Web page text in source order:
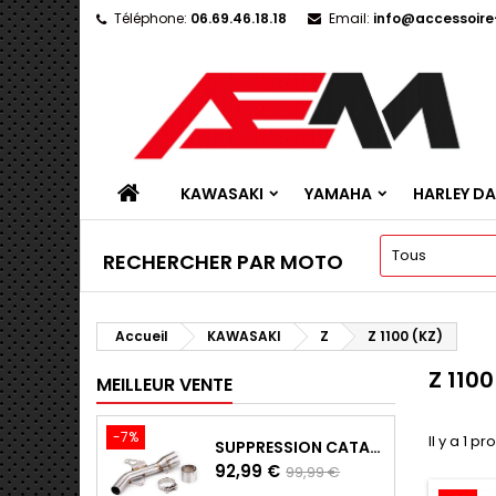
Téléphone: 06.69.46.18.18 Email:
KAWASAKI YAMAHA HARLEY
RECHERCHER PAR MOTO
Accueil KAWASAKI Z Z 1100 (KZ)
MEILLEUR VENTE
-7% SUPPRESSION CATALYSEUR EN INOX POUR KAWASAKI Z900 A2, Z900E ET Z900 (2017 - 2024)
Prix
92,99 € Prix
99,99 €
Z
Il y a 1